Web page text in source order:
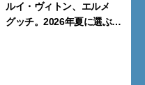
ルイ・ヴィトン、エルメ
グッチ。2026年夏に選ぶべ